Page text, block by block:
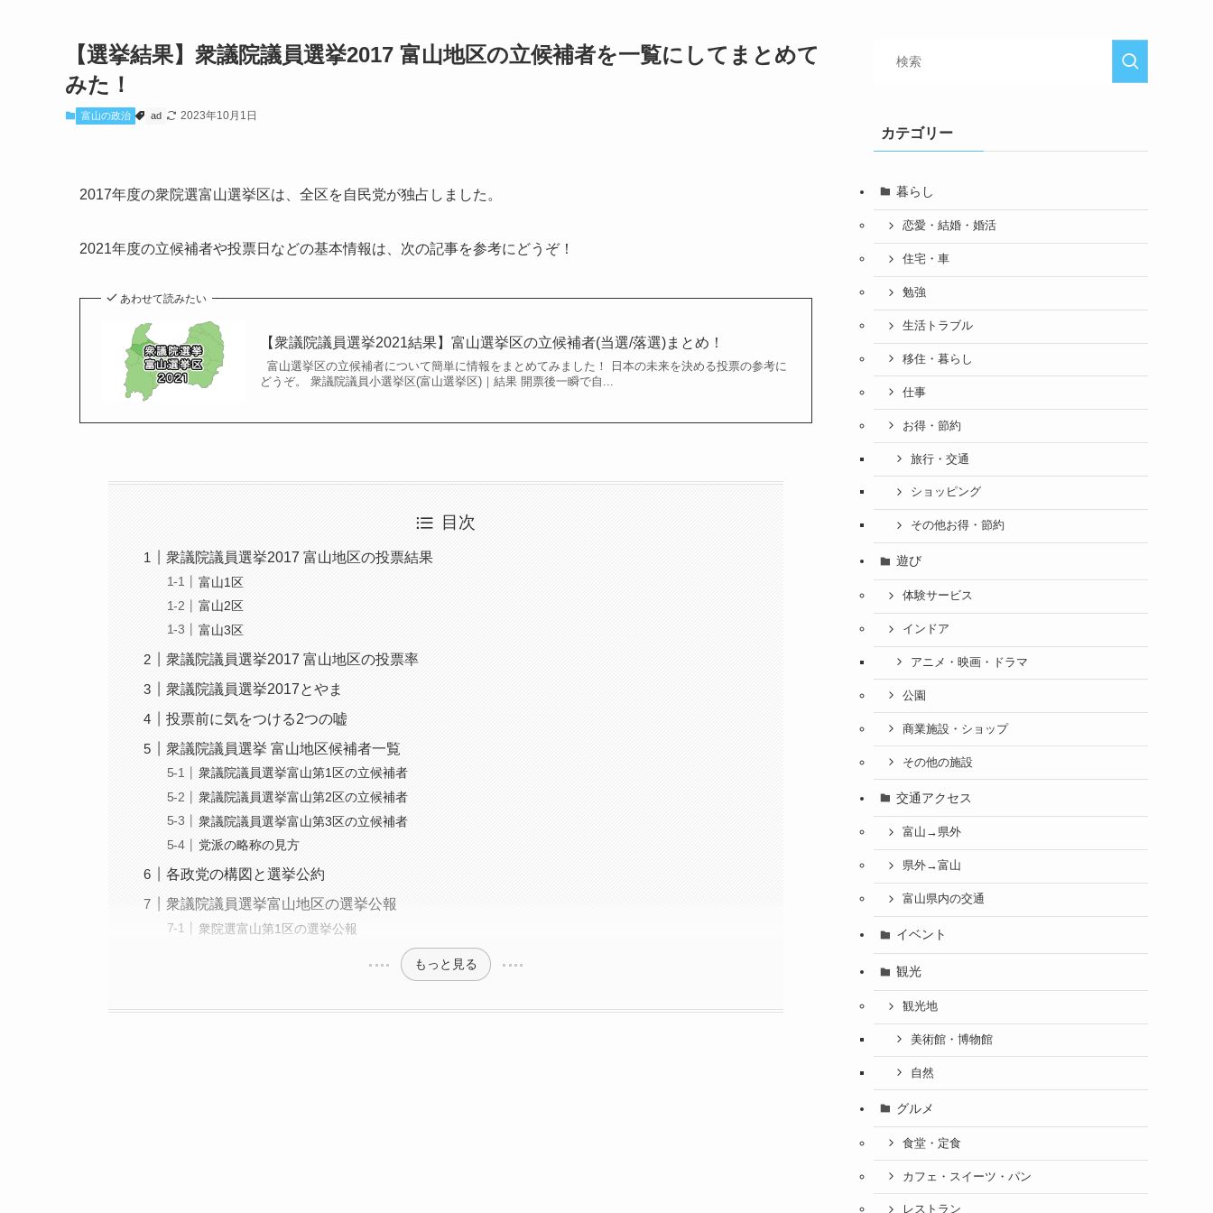
【選挙結果】衆議院議員選挙2017 富山地区の立候補者を一覧にしてまとめて
みた！
富山の政治 ad 2023年10月1日
2017年度の衆院選富山選挙区は、全区を自民党が独占しました。
2021年度の立候補者や投票日などの基本情報は、次の記事を参考にどうぞ！
あわせて読みたい
【衆議院議員選挙2021結果】富山選挙区の立候補者(当選/落選)まとめ！
富山選挙区の立候補者について簡単に情報をまとめてみました！ 日本の未来を決める投票の参考に
どうぞ。 衆議院議員小選挙区(富山選挙区)｜結果 開票後一瞬で自...
目次
衆議院議員選挙2017 富山地区の投票結果
富山1区
富山2区
富山3区
衆議院議員選挙2017 富山地区の投票率
衆議院議員選挙2017とやま
投票前に気をつける2つの嘘
衆議院議員選挙 富山地区候補者一覧
衆議院議員選挙富山第1区の立候補者
衆議院議員選挙富山第2区の立候補者
衆議院議員選挙富山第3区の立候補者
党派の略称の見方
各政党の構図と選挙公約
衆議院議員選挙富山地区の選挙公報
衆院選富山第1区の選挙公報
もっと見る
カテゴリー
暮らし
恋愛・結婚・婚活
住宅・車
勉強
生活トラブル
移住・暮らし
仕事
お得・節約
旅行・交通
ショッピング
その他お得・節約
遊び
体験サービス
インドア
アニメ・映画・ドラマ
公園
商業施設・ショップ
その他の施設
交通アクセス
富山→県外
県外→富山
富山県内の交通
イベント
観光
観光地
美術館・博物館
自然
グルメ
食堂・定食
カフェ・スイーツ・パン
レストラン